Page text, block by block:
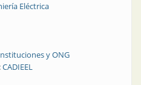
Eléctrica
y ONG
CADIEEL